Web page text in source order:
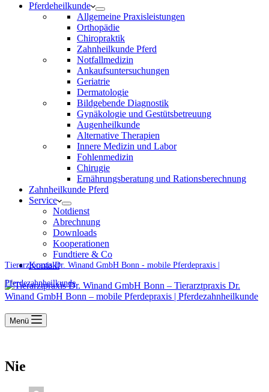
Pferdeheilkunde
Allgemeine Praxisleistungen
Orthopädie
Chiropraktik
Zahnheilkunde Pferd
Notfallmedizin
Ankaufsuntersuchungen
Geriatrie
Dermatologie
Bildgebende Diagnostik
Gynäkologie und Gestütsbetreuung
Augenheilkunde
Alternative Therapien
Innere Medizin und Labor
Fohlenmedizin
Chirugie
Ernährungsberatung und Rationsberechnung
Zahnheilkunde Pferd
Service
Notdienst
Abrechnung
Downloads
Kooperationen
Fundtiere & Co
Kontakt
Tierarztpraxis Dr. Winand GmbH Bonn - mobile Pferdepraxis |
Pferdezahnheilkunde
Menü
Nie